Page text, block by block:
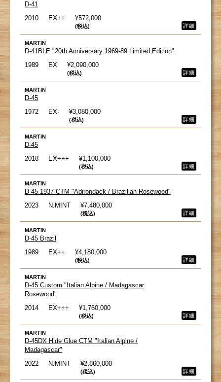
D-41
2010
EX++ ¥572,000
(税込) 詳細
MARTIN
D-41BLE "20th Anniversary 1969-89 Limited Edition"
1989
EX ¥2,090,000
(税込) 詳細
MARTIN
D-45
1972
EX- ¥3,080,000
(税込) 詳細
MARTIN
D-45
2018
EX+++ ¥1,100,000
(税込) 詳細
MARTIN
D-45 1937 CTM "Adirondack / Brazilian Rosewood"
2023
N.MINT ¥7,480,000
(税込) 詳細
MARTIN
D-45 Brazil
1989
EX++ ¥4,180,000
(税込) 詳細
MARTIN
D-45 Custom "Italian Alpine / Madagascar
Rosewood"
2014
EX+++ ¥1,760,000
(税込) 詳細
MARTIN
D-45DX Hide Glue CTM "Italian Alpine /
Madagascar"
2022
N.MINT ¥2,860,000
(税込) 詳細